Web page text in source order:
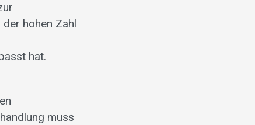
hohen Zahl
hat.
muss